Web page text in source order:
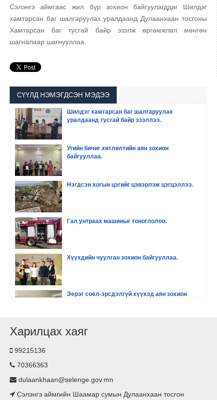
Сэлэнгэ аймгаас жил бүр зохион байгуулагддаг Шилдэг
хамтарсан баг шалгаруулах уралдаанд Дулаанхаан тосгоны
Хамтарсан баг тусгай байр эзэлж өргөмжлөл мөнгөн
шагналаар шагнууллаа.
СҮҮЛД НЭМЭГДСЭН МЭДЭЭ
Шилдэг хамтарсан баг шалгаруулах
уралдаанд тусгай байр эзэллээ.
Угийн бичиг хөтлөлтийн аян зохион
байгууллаа.
Нэгдсэн хогын цэгийг цэвэрлэж цэгцэллээ.
Гал унтраах машиныг тоноглолоо.
Хүүхдийн чуулган зохион байгууллаа.
Эерэг соёл-эрсдэлгүй хүүхэд аян зохион
Хүүхдийн хөгжил оролцоо сургалт зохион
Харилцах хаяг
99215136
70366363
dulaankhaan@selenge.gov.mn
Сэлэнгэ аймгийн Шаамар сумын Дулаанхаан тосгон